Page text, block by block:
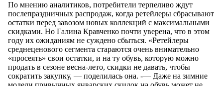
По мнению аналитиков, потребители терпеливо ждут
послепраздничных распродаж, когда ретейлеры сбрасывают
остатки перед завозом новых коллекций с максимальными
скидками. Но Галина Кравченко почти уверена, что в этом
году их ожиданиям не суждено сбыться. «Ретейлеры
среднеценового сегмента стараются очень внимательно
«просеять» свои остатки, и на ту обувь, которую можно
продать в сезоне весна-лето, скидки не давать, чтобы
сократить закупку, — поделилась она. -— Даже на зимние